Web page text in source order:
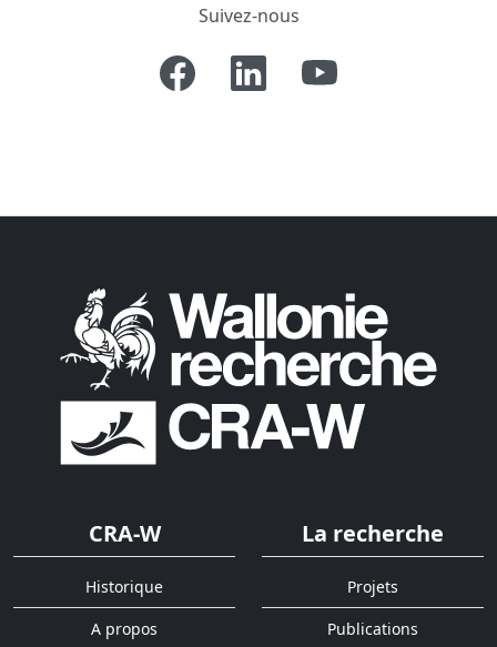
Suivez-nous
CRA-W
Historique
A propos
La recherche
Projets
Publications